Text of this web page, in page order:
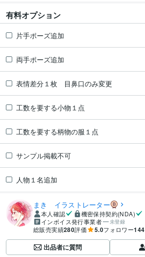
有料オプション
片手ポーズ追加
両手ポーズ追加
表情差分１枚 目鼻口のみ変更
工数を要する小物１点
工数を要する柄物の服１点
サンプル掲載不可
人物１名追加
まき イラストレーター
本人確認
機密保持契約(NDA)
インボイス発行事業者
未登録
総販売実績280評価 5.0フォロワー144
出品者に質問